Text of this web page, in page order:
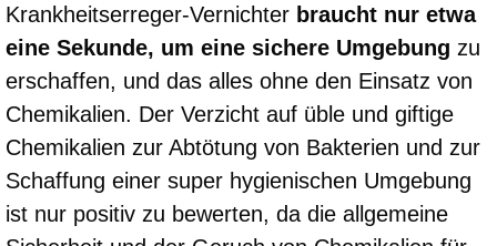
Krankheitserreger-Vernichter braucht nur etwa
eine Sekunde, um eine sichere Umgebung zu
erschaffen, und das alles ohne den Einsatz von
Chemikalien. Der Verzicht auf üble und giftige
Chemikalien zur Abtötung von Bakterien und zur
Schaffung einer super hygienischen Umgebung
ist nur positiv zu bewerten, da die allgemeine